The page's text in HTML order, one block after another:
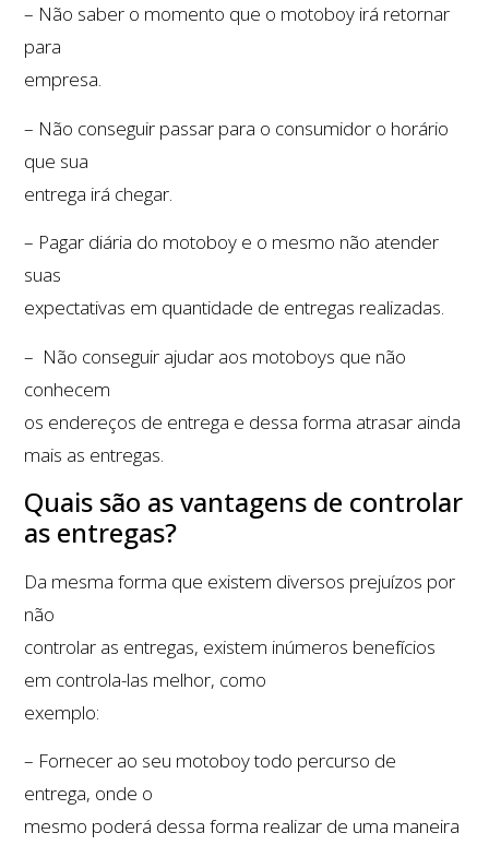
– Não saber o momento que o motoboy irá retornar
para
empresa.
– Não conseguir passar para o consumidor o horário
que sua
entrega irá chegar.
– Pagar diária do motoboy e o mesmo não atender
suas
expectativas em quantidade de entregas realizadas.
– Não conseguir ajudar aos motoboys que não
conhecem
os endereços de entrega e dessa forma atrasar ainda
mais as entregas.
Quais são as vantagens de controlar
as entregas?
Da mesma forma que existem diversos prejuízos por
não
controlar as entregas, existem inúmeros benefícios
em controla-las melhor, como
exemplo:
– Fornecer ao seu motoboy todo percurso de
entrega, onde o
mesmo poderá dessa forma realizar de uma maneira